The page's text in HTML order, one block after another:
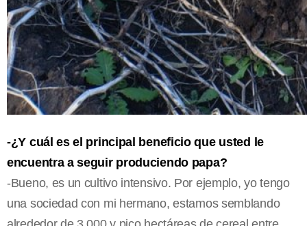
-¿Y cuál es el principal beneficio que usted le
encuentra a seguir produciendo papa?
-Bueno, es un cultivo intensivo. Por ejemplo, yo tengo
una sociedad con mi hermano, estamos semblando